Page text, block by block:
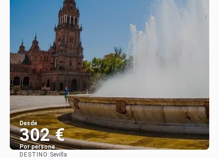
Desde
302 €
Por persona
DESTINO: Sevilla